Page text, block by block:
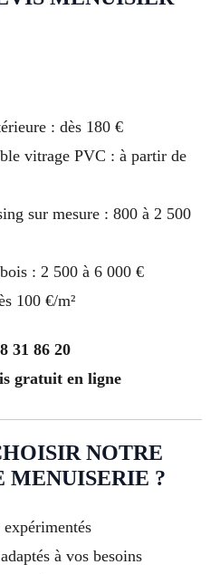
: dès 180 €
vitrage PVC : à partir de
sur mesure : 800 à 2 500
: 2 500 à 6 000 €
100 €/m²
31 86 20
gratuit en ligne
NOTRE
MENUISERIE ?
à vos besoins